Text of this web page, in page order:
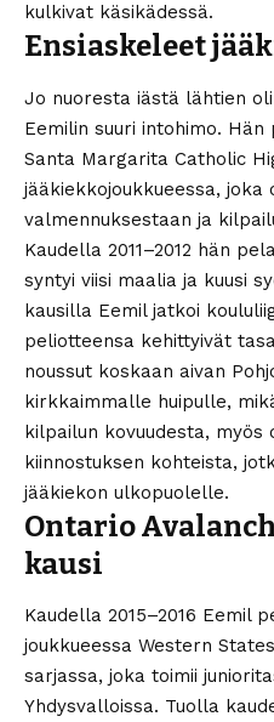
kulkivat käsikädessä.
Ensiaskeleet
Jo nuoresta iästä lähtien
Eemilin suuri intohimo.
Santa Margarita Catholic
jääkiekkojoukkueessa,
valmennuksestaan ja
Kaudella 2011–2012 hän
syntyi viisi maalia ja kuusi
kausilla Eemil jatkoi
peliotteensa kehittyivät
noussut koskaan aivan
kirkkaimmalle huipulle,
kilpailun kovuudesta, myös
kiinnostuksen kohteista,
jääkiekon ulkopuolelle.
Ontario
kausi
Kaudella 2015–2016 Eemil
joukkueessa Western
sarjassa, joka toimii
Yhdysvalloissa. Tuolla